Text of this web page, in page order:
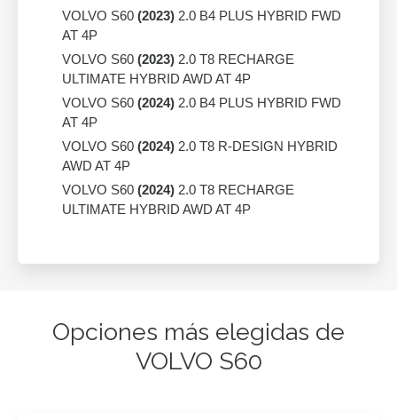
VOLVO S60 (2023) 2.0 B4 PLUS HYBRID FWD
AT 4P
VOLVO S60 (2023) 2.0 T8 RECHARGE
ULTIMATE HYBRID AWD AT 4P
VOLVO S60 (2024) 2.0 B4 PLUS HYBRID FWD
AT 4P
VOLVO S60 (2024) 2.0 T8 R-DESIGN HYBRID
AWD AT 4P
VOLVO S60 (2024) 2.0 T8 RECHARGE
ULTIMATE HYBRID AWD AT 4P
Opciones más elegidas de
VOLVO S60